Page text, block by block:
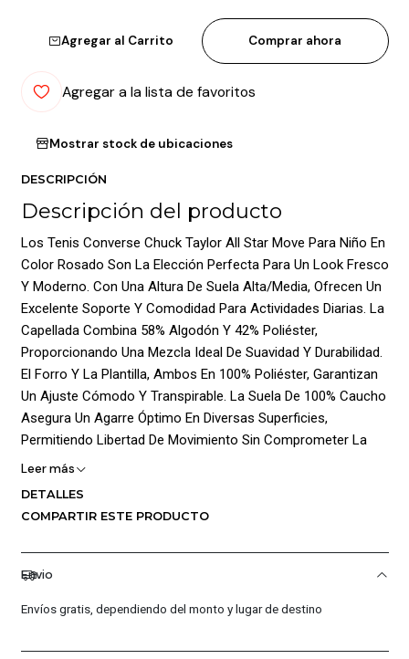
Agregar al Carrito Comprar ahora
Agregar a la lista de favoritos
Mostrar stock de ubicaciones
DESCRIPCIÓN
Descripción del producto
Los Tenis Converse Chuck Taylor All Star Move Para Niño En
Color Rosado Son La Elección Perfecta Para Un Look Fresco
Y Moderno. Con Una Altura De Suela Alta/Media, Ofrecen Un
Excelente Soporte Y Comodidad Para Actividades Diarias. La
Capellada Combina 58% Algodón Y 42% Poliéster,
Proporcionando Una Mezcla Ideal De Suavidad Y Durabilidad.
El Forro Y La Plantilla, Ambos En 100% Poliéster, Garantizan
Un Ajuste Cómodo Y Transpirable. La Suela De 100% Caucho
Asegura Un Agarre Óptimo En Diversas Superficies,
Permitiendo Libertad De Movimiento Sin Comprometer La
Seguridad. El Icónico Logo De Converse En El Lateral Añade
Cualquier Ocasión, Estos Tenis Combinan Estilo Y
Funcionalidad Para Los Más Pequeños.
¡Ventajas De Comprar En Pacific Sport Colombia!:
Leer más
DETALLES
COMPARTIR ESTE PRODUCTO
Envio
Envíos gratis, dependiendo del monto y lugar de destino